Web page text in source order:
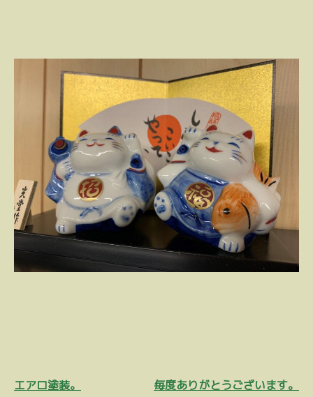
投
エアロ塗装。 毎度ありがとうございます。